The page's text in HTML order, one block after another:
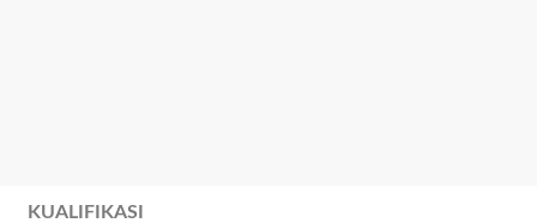
KUALIFIKASI